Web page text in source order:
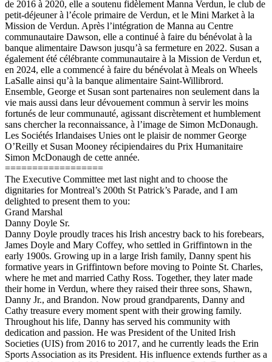
de 2016 à 2020, elle a soutenu fidèlement Manna Verdun, le club de
petit-déjeuner à l’école primaire de Verdun, et le Mini Market à la
Mission de Verdun. Après l’intégration de Manna au Centre
communautaire Dawson, elle a continué à faire du bénévolat à la
banque alimentaire Dawson jusqu’à sa fermeture en 2022. Susan a
également été célébrante communautaire à la Mission de Verdun et,
en 2024, elle a commencé à faire du bénévolat à Meals on Wheels
LaSalle ainsi qu’à la banque alimentaire Saint-Willibrord.
Ensemble, George et Susan sont partenaires non seulement dans la
vie mais aussi dans leur dévouement commun à servir les moins
fortunés de leur communauté, agissant discrètement et humblement
sans chercher la reconnaissance, à l’image de Simon McDonaugh.
Les Sociétés Irlandaises Unies ont le plaisir de nommer George
O’Reilly et Susan Mooney récipiendaires du Prix Humanitaire
Simon McDonaugh de cette année.
==================
The Executive Committee met last night and to choose the
dignitaries for Montreal’s 200th St Patrick’s Parade, and I am
delighted to present them to you:
Grand Marshal
Danny Doyle Sr.
Danny Doyle proudly traces his Irish ancestry back to his forebears,
James Doyle and Mary Coffey, who settled in Griffintown in the
early 1900s. Growing up in a large Irish family, Danny spent his
formative years in Griffintown before moving to Pointe St. Charles,
where he met and married Cathy Ross. Together, they later made
their home in Verdun, where they raised their three sons, Shawn,
Danny Jr., and Brandon. Now proud grandparents, Danny and
Cathy treasure every moment spent with their growing family.
Throughout his life, Danny has served his community with
dedication and passion. He was President of the United Irish
Societies (UIS) from 2016 to 2017, and he currently leads the Erin
Sports Association as its President. His influence extends further as a